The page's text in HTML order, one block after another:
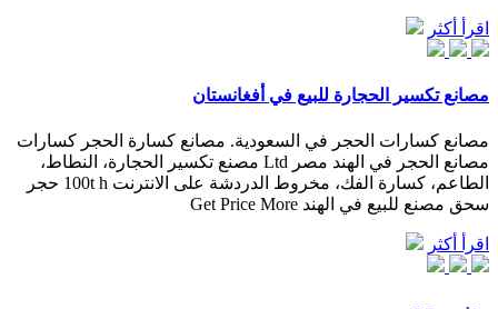
اقرأ أكثر
مصانع تكسير الحجارة للبيع في أفغانستان
مصانع كسارات الحجر في السعودية. مصانع كسارة الحجر كسارات
مصانع الحجر في الهند مصر Ltd مصنع تكسير الحجارة، النطاط،
الطاعم، كسارة الفك، مخروط الدردشة على الانترنت 100t h حجر
سحق مصنع للبيع في الهند Get Price More
اقرأ أكثر